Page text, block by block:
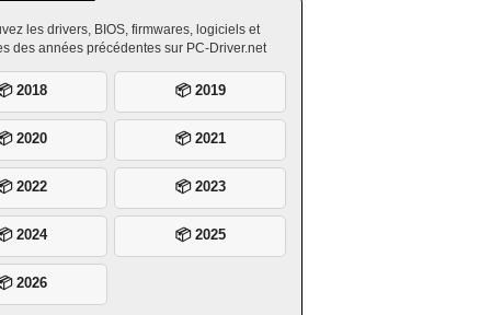
les drivers, BIOS, firmwares, logiciels et
des années précédentes sur PC-Driver.net
2018 📦 2019
2020 📦 2021
2022 📦 2023
2024 📦 2025
2026